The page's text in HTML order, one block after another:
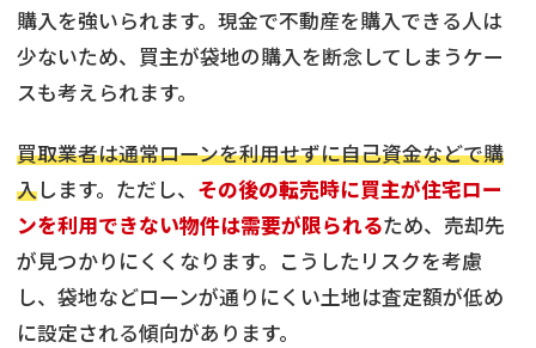
購入を強いられます。現金で不動産を購入できる人は
少ないため、買主が袋地の購入を断念してしまうケー
スも考えられます。
買取業者は通常ローンを利用せずに自己資金などで購
入します。ただし、 その後の転売時に買主が住宅ロー
ンを利用できない物件は需要が限られるため、売却先
が見つかりにくくなります。こうしたリスクを考慮
し、袋地などローンが通りにくい土地は査定額が低め
に設定される傾向があります。